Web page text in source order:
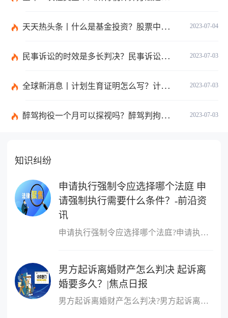
2023-07-04
天天热头条丨什么是基金投资？股票中的价值投资是什么意思？
2023-07-03
民事诉讼的时效是多长判决？民事诉讼的诉讼费用计算-天天简讯
2023-07-03
全球新消息丨计划生育证明怎么写？计划生育证明都需要什么材料？
2023-07-03
醉驾拘役一个月可以探视吗？醉驾判拘役当庭执行吗？
知识纠纷
申请执行强制令应选择哪个法庭 申
请强制执行需要什么条件？-前沿资
讯
申请执行强制令应选择哪个法庭?申请执行强制令应选择如下法庭：向第
男方起诉离婚财产怎么判决 起诉离
婚要多久？|焦点日报
男方起诉离婚财产怎么判决?男方起诉离婚财产的判决：根据财产的具体